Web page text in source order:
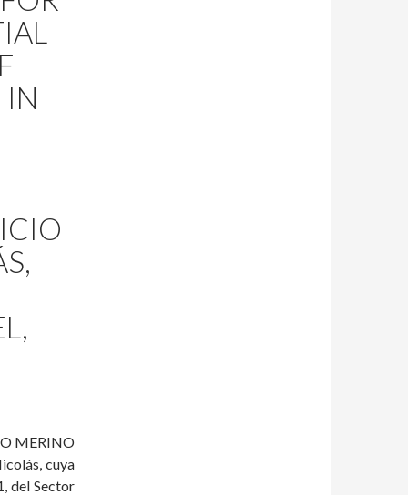
IN
MERINO
cuya
del Sector